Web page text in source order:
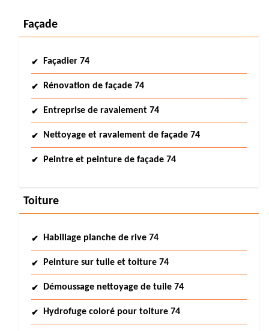
Façade
Façadier 74
Rénovation de façade 74
Entreprise de ravalement 74
Nettoyage et ravalement de façade 74
Peintre et peinture de façade 74
Toiture
Habillage planche de rive 74
Peinture sur tuile et toiture 74
Démoussage nettoyage de tuile 74
Hydrofuge coloré pour toiture 74